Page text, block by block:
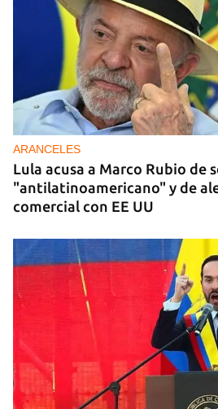
ARANCELES
Lula acusa a Marco Rubio de
"antilatinoamericano" y de
comercial con EE UU